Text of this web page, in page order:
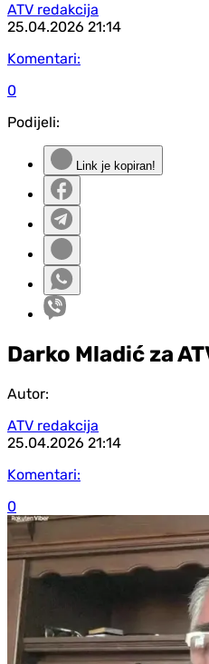
ATV redakcija
25.04.2026 21:14
Komentari:
0
Podijeli:
Link je kopiran!
Darko Mladić za
Autor:
ATV redakcija
25.04.2026 21:14
Komentari:
0